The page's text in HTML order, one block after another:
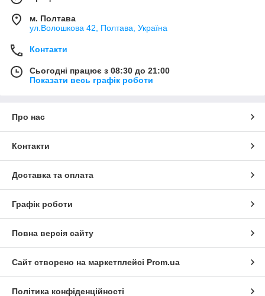
м. Полтава
ул.Волошкова 42, Полтава, Україна
Контакти
Сьогодні працює з 08:30 до 21:00
Показати весь графік роботи
Про нас
Контакти
Доставка та оплата
Графік роботи
Повна версія сайту
Сайт створено на маркетплейсі Prom.ua
Політика конфіденційності